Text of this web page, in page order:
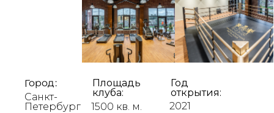
Город:
Санкт-
Петербург
Площадь
клуба:
1500 кв. м.
Год
открытия:
2021